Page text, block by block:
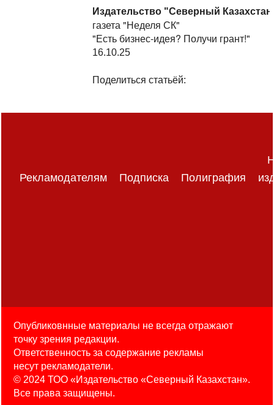
Издательство "Северный
газета "Неделя СК"
"Есть бизнес-идея? Получи грант!"
16.10.25
Поделиться статьёй:
Рекламодателям Подписка Полиграфия
Опубликовнные материалы не всегда отражают
точку зрения редакции.
Ответственность за содержание рекламы
несут рекламодатели.
© 2024 ТОО «Издательство «Северный Казахстан».
Все права защищены.